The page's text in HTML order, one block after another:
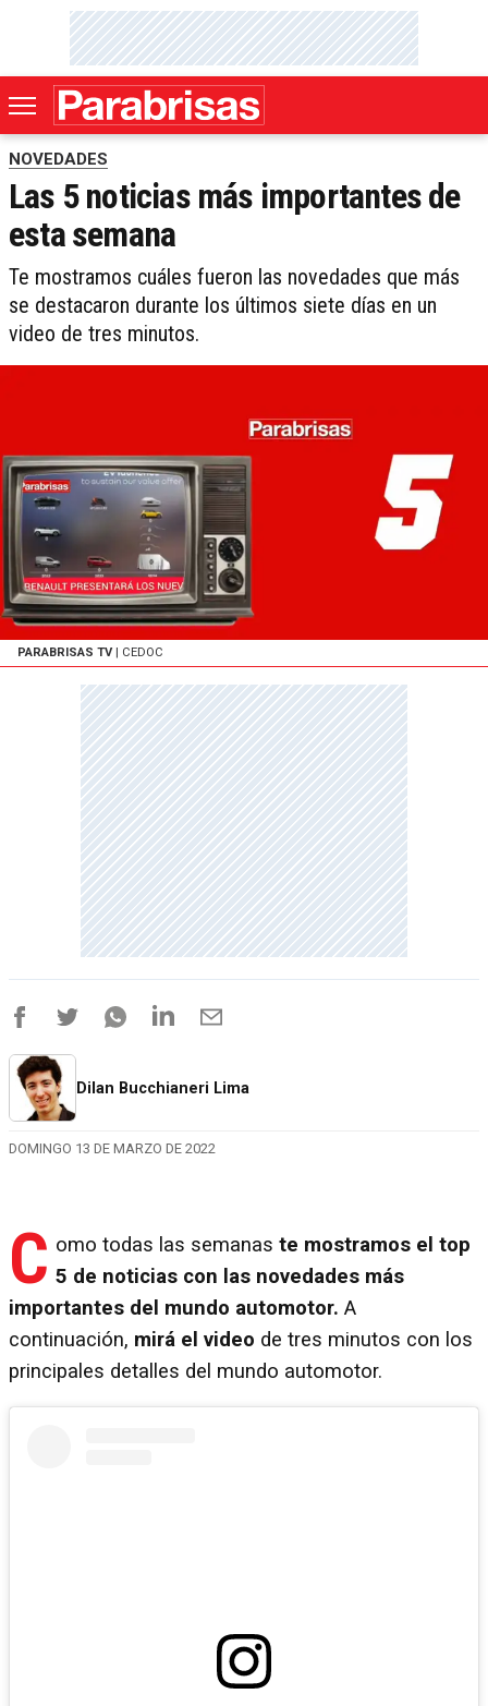
NOVEDADES
Las 5 noticias más importantes de
esta semana
Te mostramos cuáles fueron las novedades que más
se destacaron durante los últimos siete días en un
video de tres minutos.
PARABRISAS TV | CEDOC
Dilan Bucchianeri Lima
DOMINGO 13 DE MARZO DE 2022
C omo todas las semanas te mostramos el top
5 de noticias con las novedades más
importantes del mundo automotor. A
continuación, mirá el video de tres minutos con los
principales detalles del mundo automotor.